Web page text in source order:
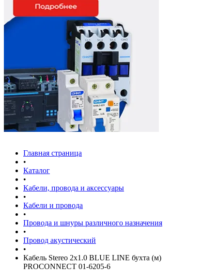
Главная страница
•
Каталог
•
Кабели, провода и аксессуары
•
Кабели и провода
•
Провода и шнуры различного назначения
•
Провод акустический
•
Кабель Stereo 2х1.0 BLUE LINE бухта (м)
PROCONNECT 01-6205-6